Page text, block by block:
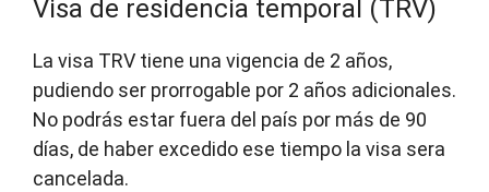
Visa de residencia temporal (TRV)
La visa TRV tiene una vigencia de 2 años,
pudiendo ser prorrogable por 2 años adicionales.
No podrás estar fuera del país por más de 90
días, de haber excedido ese tiempo la visa sera
cancelada.